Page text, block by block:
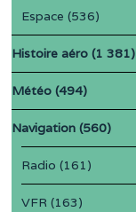
Espace (536)
Histoire aéro (1 381)
Météo (494)
Navigation (560)
Radio (161)
VFR (163)